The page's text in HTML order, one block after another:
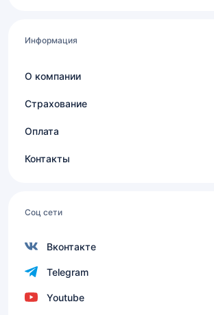
Информация
О компании
Страхование
Оплата
Контакты
Соц сети
Вконтакте
Telegram
Youtube